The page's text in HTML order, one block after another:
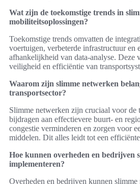
Wat zijn de toekomstige trends in
mobiliteitsoplossingen?
Toekomstige trends omvatten de
voertuigen, verbeterde infrastructuur en
afhankelijkheid van data-analyse. Deze
veiligheid en efficiëntie van
Waarom zijn slimme netwerken
transportsector?
Slimme netwerken zijn cruciaal voor de
bijdragen aan effectievere buurt- en
congestie verminderen en zorgen voor
middelen. Dit alles leidt tot een
Hoe kunnen overheden en bedrijven
implementeren?
Overheden en bedrijven kunnen slimme